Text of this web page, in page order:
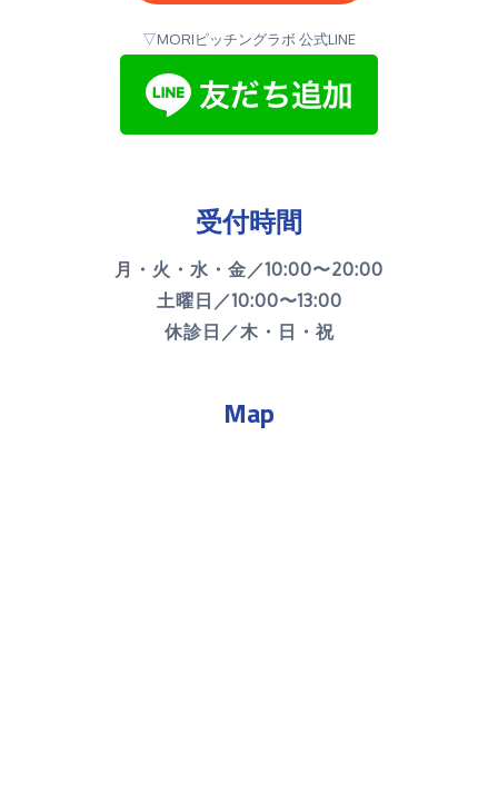
▽MORIピッチングラボ 公式LINE
受付時間
月・火・水・金／10:00〜20:00
土曜日／10:00〜13:00
休診日／木・日・祝
Map